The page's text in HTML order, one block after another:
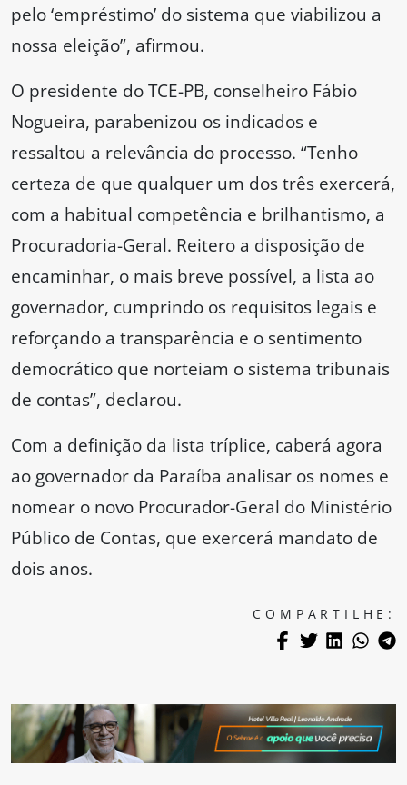
pelo ‘empréstimo’ do sistema que viabilizou a
nossa eleição”, afirmou.
O presidente do TCE-PB, conselheiro Fábio
Nogueira, parabenizou os indicados e
ressaltou a relevância do processo. “Tenho
certeza de que qualquer um dos três exercerá,
com a habitual competência e brilhantismo, a
Procuradoria-Geral. Reitero a disposição de
encaminhar, o mais breve possível, a lista ao
governador, cumprindo os requisitos legais e
reforçando a transparência e o sentimento
democrático que norteiam o sistema tribunais
de contas”, declarou.
Com a definição da lista tríplice, caberá agora
ao governador da Paraíba analisar os nomes e
nomear o novo Procurador-Geral do Ministério
Público de Contas, que exercerá mandato de
dois anos.
COMPARTILHE: